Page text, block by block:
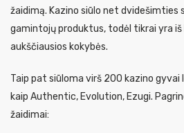
žaidimą. Kazino siūlo net dvidešimties
gamintojų produktus, todėl tikrai yra iš
aukščiausios kokybės.
Taip pat siūloma virš 200 kazino
kaip Authentic, Evolution, Ezugi.
žaidimai: